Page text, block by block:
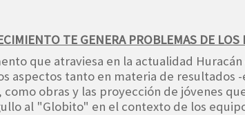
TE GENERA PROBLEMAS DE
que atraviesa en la actualidad
aspectos tanto en materia de resultados
obras y las proyección de jóvenes
al "Globito" en el contexto de los